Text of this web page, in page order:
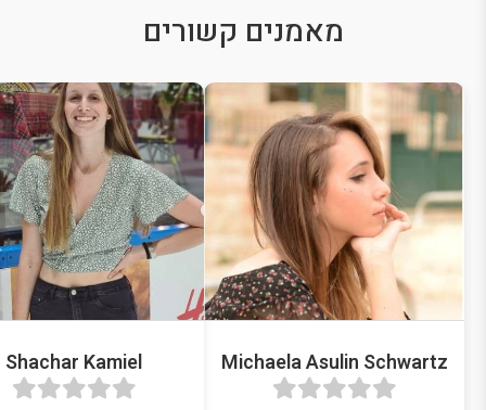
מאמנים קשורים
Michaela Asulin Schwartz
Shachar Kamiel